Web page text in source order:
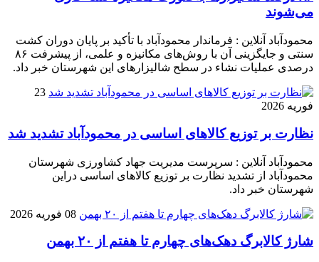
می‌شوند
محمودآباد آنلاین : فرماندار محمودآباد با تأکید بر پایان دوران کشت
سنتی و جایگزینی آن با روش‌های مکانیزه و علمی، از پیشرفت ۸۶
درصدی عملیات نشاء در سطح شالیزارهای این شهرستان خبر داد.
23
فوریه 2026
نظارت بر توزیع کالا‌های اساسی در محمودآباد تشدید شد
محمودآباد آنلاین : سرپرست مدیریت جهاد کشاورزی شهرستان
محمودآباد از تشدید نظارت بر توزیع کالا‌های اساسی دراین
شهرستان خبر داد.
08 فوریه 2026
شارژ کالابرگ دهک‌های چهارم تا هفتم از ۲۰ بهمن